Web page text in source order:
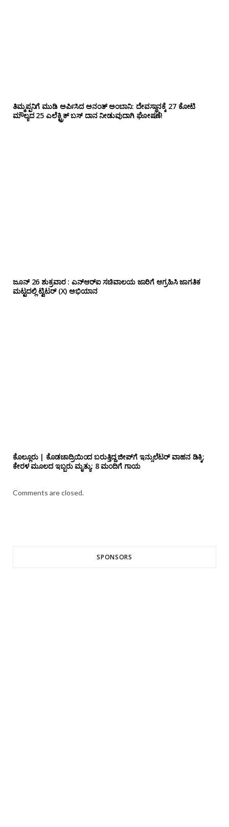
ತಿಮ್ಮಪ್ಪನಿಗೆ ಮುಡಿ ಅರ್ಪಿಸಿದ ಅನಂತ್ ಅಂಬಾನಿ: ದೇವಸ್ಥಾನಕ್ಕೆ 27 ಕೋಟಿ
ಮೌಲ್ಯದ 25 ಎಲೆಕ್ಟ್ರಿಕ್ ಬಸ್ ದಾನ ನೀಡುವುದಾಗಿ ಘೋಷಣೆ!
ಜೂನ್ 26 ಶುಕ್ರವಾರ : ಎನ್‌ಆರ್‌ಐ ಸಚಿವಾಲಯ ಜಾರಿಗೆ ಆಗ್ರಹಿಸಿ ಜಾಗತಿಕ
ಮಟ್ಟದಲ್ಲಿ ಟ್ವಿಟರ್ (X) ಅಭಿಯಾನ
ಕೊಲ್ಲೂರು | ಕೊಡಚಾದ್ರಿಯಿಂದ ಬರುತ್ತಿದ್ದ ಜೀಪ್‌ಗೆ ಇನ್ಸುಲೆಟರ್ ವಾಹನ ಡಿಕ್ಕಿ;
ಕೇರಳ ಮೂಲದ ಇಬ್ಬರು ಮೃತ್ಯು: 8 ಮಂದಿಗೆ ಗಾಯ
Comments are closed.
SPONSORS